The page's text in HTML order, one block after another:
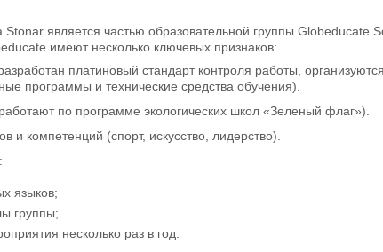
Stonar является частью образовательной группы Globeducate
имеют несколько ключевых признаков:
платиновый стандарт контроля работы,
программы и технические средства обучения).
по программе экологических школ «Зеленый флаг»).
и компетенций (спорт, искусство, лидерство).
языков;
группы;
несколько раз в год.